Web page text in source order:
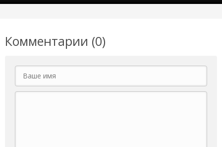
Комментарии (0)